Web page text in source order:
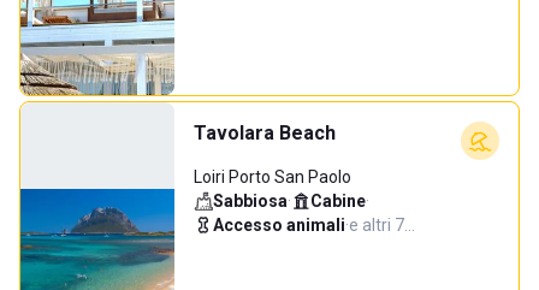
Tavolara Beach
Loiri Porto San Paolo
Sabbiosa· Cabine·
Accesso animali·e altri 7…